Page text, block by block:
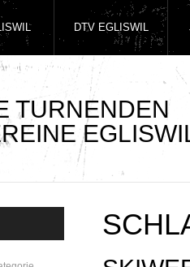
TURNENDEN
DTV EGLISWIL